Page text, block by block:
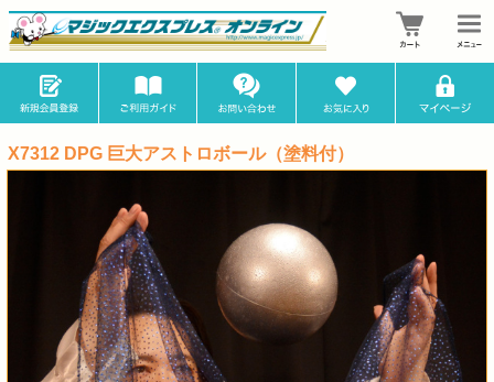
X7312 DPG 巨大アストロボール（塗料付）